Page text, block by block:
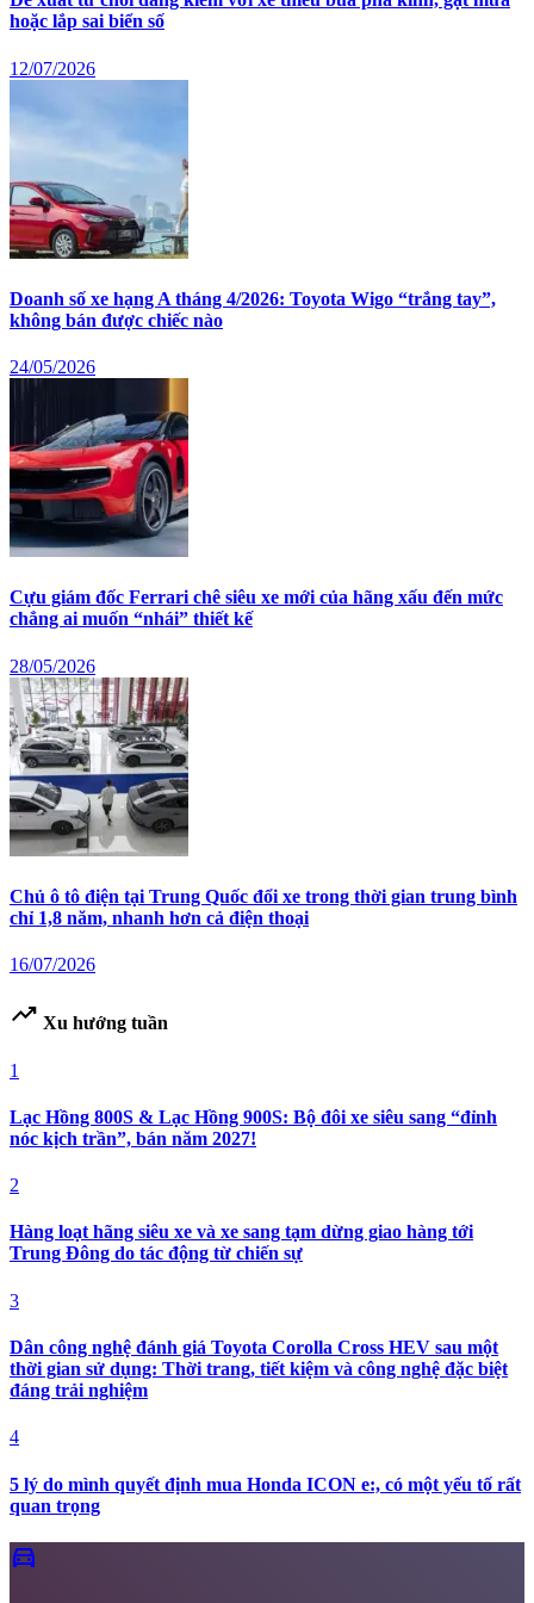
hoặc lắp sai biển số
12/07/2026
Doanh số xe hạng A tháng 4/2026: Toyota Wigo “trắng tay”,
không bán được chiếc nào
24/05/2026
Cựu giám đốc Ferrari chê siêu xe mới của hãng xấu đến mức
chẳng ai muốn “nhái” thiết kế
28/05/2026
Chủ ô tô điện tại Trung Quốc đổi xe trong thời gian trung bình
chỉ 1,8 năm, nhanh hơn cả điện thoại
16/07/2026
trending_up Xu hướng tuần
1
Lạc Hồng 800S & Lạc Hồng 900S: Bộ đôi xe siêu sang “đỉnh
nóc kịch trần”, bán năm 2027!
2
Hàng loạt hãng siêu xe và xe sang tạm dừng giao hàng tới
Trung Đông do tác động từ chiến sự
3
Dân công nghệ đánh giá Toyota Corolla Cross HEV sau một
thời gian sử dụng: Thời trang, tiết kiệm và công nghệ đặc biệt
đáng trải nghiệm
4
5 lý do mình quyết định mua Honda ICON e:, có một yếu tố rất
quan trọng
directions_car